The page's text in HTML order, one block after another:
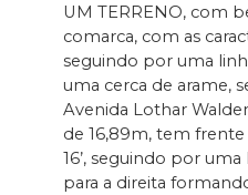
UM TERRENO, com
comarca, com as
seguindo por uma
uma cerca de arame,
Avenida Lothar
de 16,89m, tem
16’, seguindo por
para a direita